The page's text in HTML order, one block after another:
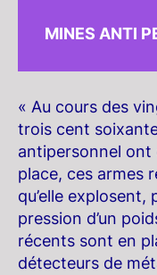
MINES ANTI
« Au cours des
trois cent
antipersonnel ont
place, ces armes
qu’elle
pression d’un
récents sont en
détecteurs de